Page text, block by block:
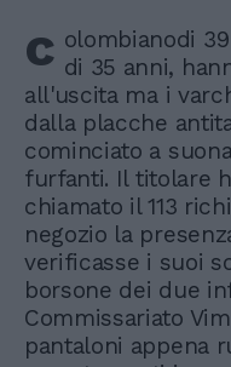
c olombianodi
di 35 anni,
all'uscita ma i
dalla placche
cominciato a
furfanti. Il titolare
chiamato il 113
negozio la
verificasse i suoi
borsone dei due
Commissariato
pantaloni appena